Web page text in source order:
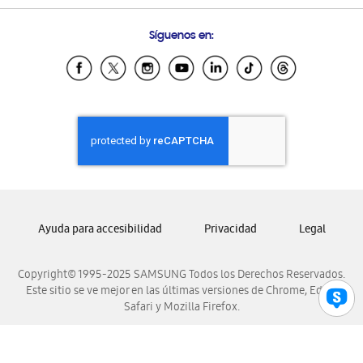
Samsung Ecuador
Samsung El Salvador
Samsung Honduras
Samsung Nicaragua
Samsung Panamá
Samsung Venezuela
Síguenos en:
Copyright© 1995-2025 SAMSUNG Todos los Derechos Reservados.
Este sitio se ve mejor en las últimas versiones de Chrome, Edge,
Safari y Mozilla Firefox.
Ayuda para accesibilidad Privacidad Legal